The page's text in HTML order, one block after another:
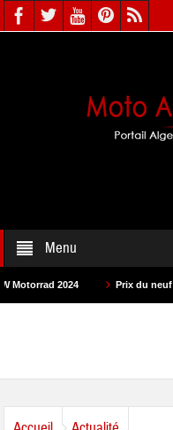
Menu
Prix du neuf – SAM Cycle 2024